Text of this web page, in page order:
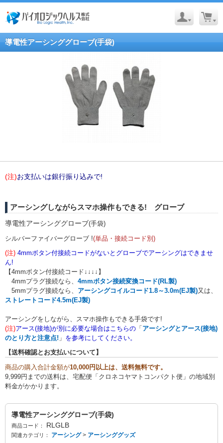
導電性アーシンググローブ(手袋)
(注)お支払いは銀行振り込みで!
アーシングしながらスマホ操作もできる! グローブ
導電性アーシンググローブ(手袋)
シルバーファイバーグローブ !(単品・接続コード別)
(注) 4mmボタン付接続コードがないとグローブでアーシングはできませ
ん!
【4mmボタン付接続コード↓↓↓↓】
4mmプラグ接続なら、 4mmボタン接続変換コード(RL製)
5mmプラグ接続なら、 アーシングコイルコード1.8～3.0m(EJ製)又は、
ストレートコード4.5m(EJ製)
アーシングをしながら、スマホ操作もできる手袋です!
(注)アース(接地)が別に必要な場合はこちらの 「 アーシングとアース(接地)
のとり方と注意点! 」 を参考にしてください。
【送料確認とお支払いについて】
商品の購入合計金額が10,000円以上は、送料無料です。
9,999円までの送料は、宅配便「クロネコヤマトコンパクト便」の地域別
料金がかかります。
導電性アーシンググローブ(手袋)
商品コード： RLGLB
関連カテゴリ： アーシング> アーシンググッズ